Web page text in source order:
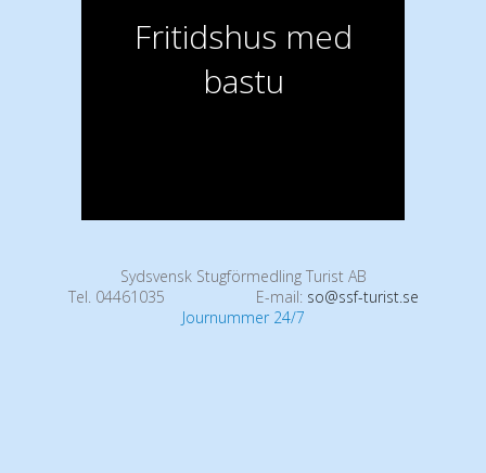
Fritidshus med
bastu
Sydsvensk Stugförmedling Turist AB
Tel. 04461035
E-mail: so@ssf-turist.se
Journummer 24/7